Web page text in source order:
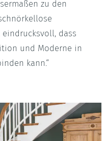
zu den
dass
und Moderne in
kann.“